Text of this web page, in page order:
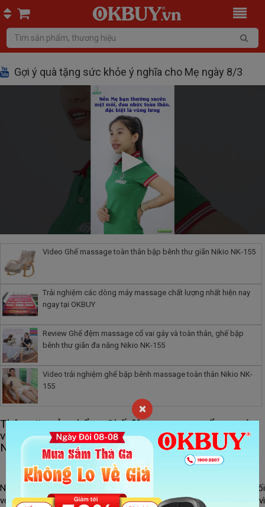
Gợi ý quà tặng sức khỏe ý nghĩa cho Mẹ ngày 8/3
Video Ghế massage toàn thân bập bênh thư giãn Nikio NK-155
Trải nghiệm các dòng máy massage chất lượng nhất hiện nay
ngay tại OKBUY
​Review Ghế đệm massage cổ vai gáy và toàn thân, ghế bập
bênh thư giãn đa năng Nikio NK-155
Video trải nghiệm ghế bập bênh massage toàn thân Nikio NK-
155
Thông tin sản phẩm : Ghế đệm massage cổ vay gáy
và toàn thân, ghế bập bênh thư giãn đa năng Nikio
NK-155
Gợi ý quà tặng sức khỏe ý nghĩa cho Mẹ ngày 8/3
Ngày 8/3 là dịp đặc biệt để bày tỏ tình yêu thương và sự biết ơn đối
với mẹ – người phụ nữ vĩ đại nhất trong cuộc đời mỗi người. Thay vì
×